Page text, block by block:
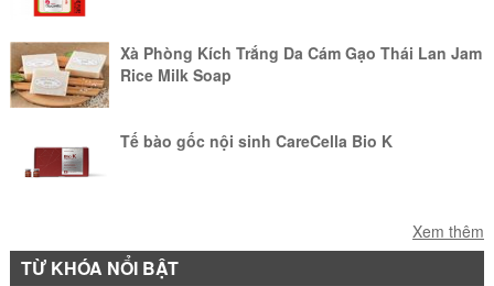
Xà Phòng Kích Trắng Da Cám Gạo Thái Lan Jam
Rice Milk Soap
Tế bào gốc nội sinh CareCella Bio K
Phấn Lạnh Con Rắn Snake Brand Hương Hoa
Hồng 140g Thái Lan
Xem thêm
TỪ KHÓA NỔI BẬT